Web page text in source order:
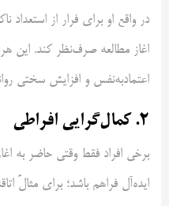
در واقع او برای فرار از
اغاز مطالعه صرف‌نظر کند. این
اعتمادبه‌نفس و افزایش سختی
۲. کمال‌گرایی افراطی
برخی افراد فقط وقتی حاضر به
ایده‌آل فراهم باشد؛ برای مثالً